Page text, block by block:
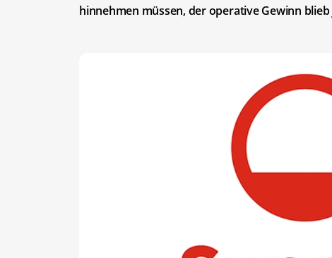
hinnehmen müssen, der operative Gewinn